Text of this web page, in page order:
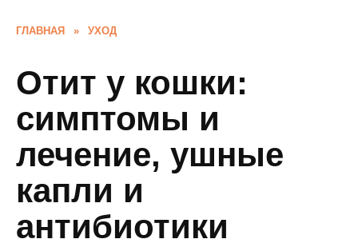
ГЛАВНАЯ » УХОД
Отит у кошки:
симптомы и
лечение, ушные
капли и
антибиотики